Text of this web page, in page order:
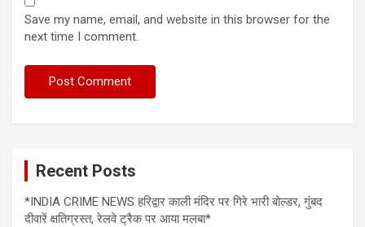
Save my name, email, and website in this browser for the
next time I comment.
Recent Posts
*INDIA CRIME NEWS हरिद्वार काली मंदिर पर गिरे भारी बोल्डर, गुंबद
दीवारें क्षतिग्रस्त, रेलवे ट्रैक पर आया मलबा*